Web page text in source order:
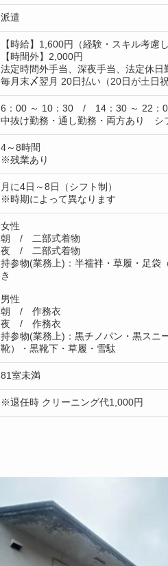
派遣
【時給】1,600円（経験・スキル考慮し
【時間外】2,000円
法定時間外手当、深夜手当、法定休日
毎月末〆翌月 20日払い（20日が土日
6：00 ～ 10：30 / 14：30 ～ 22：
中抜け勤務・通し勤務・両方あり シ
4～8時間
※残業あり
月に4日～8日（シフト制）
※時期によって異なります
女性
朝 / 二部式着物
夜 / 二部式着物
持参物(業務上)：半襦袢・草履・足袋
き
男性
朝 / 作務衣
夜 / 作務衣
持参物(業務上)：黒チノパン・黒スニ
靴）・黒靴下・草履・雪駄
81室未満
※退任時 クリーニング代1,000円